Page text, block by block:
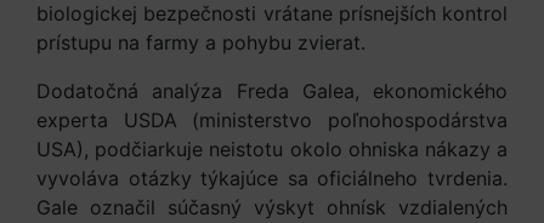
biologickej bezpečnosti vrátane prísnejších kontrol
prístupu na farmy a pohybu zvierat.
Dodatočná analýza Freda Galea, ekonomického
experta USDA (ministerstvo poľnohospodárstva
USA), podčiarkuje neistotu okolo ohniska nákazy a
vyvoláva otázky týkajúce sa oficiálneho tvrdenia.
Gale označil súčasný výskyt ohnísk vzdialených